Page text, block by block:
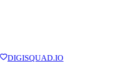
DIGISQUAD.IO